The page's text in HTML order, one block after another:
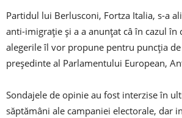
Partidul lui Berlusconi, Fortza Italia, s-a
anti-imigrație și a a anunțat câ în cazul în
alegerile îl vor propune pentru puncția
președinte al Parlamentului European,
Sondajele de opinie au fost interzise în
săptămâni ale campaniei electorale, dar